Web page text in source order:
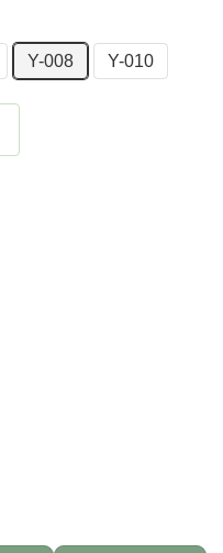
Y-008 Y-010